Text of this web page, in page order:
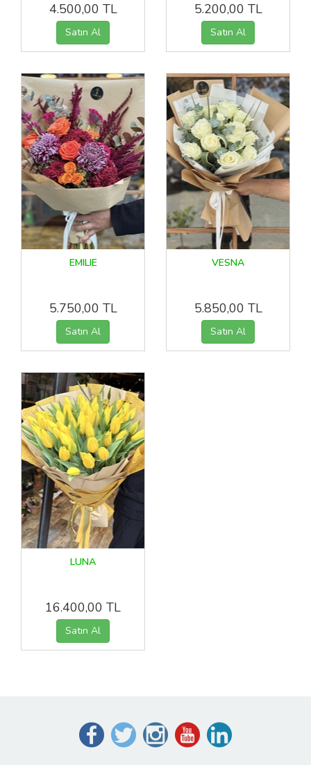
4.500,00 TL 5.200,00 TL
EMILIE
5.750,00 TL
VESNA
5.850,00 TL
LUNA
16.400,00 TL